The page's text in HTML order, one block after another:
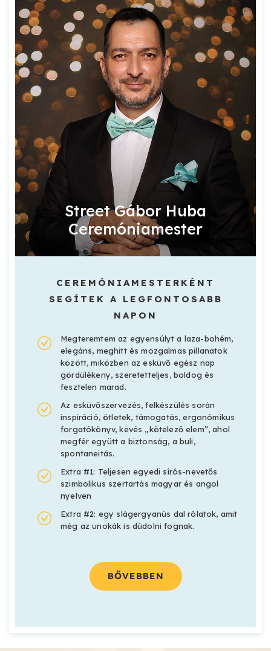
Street Gábor Huba
Ceremóniamester
CEREMÓNIAMESTERKÉNT
SEGÍTEK A LEGFONTOSABB
NAPON
Megteremtem az egyensúlyt a laza-bohém,
elegáns, meghitt és mozgalmas pillanatok
között, miközben az esküvő egész nap
gördülékeny, szeretetteljes, boldog és
fesztelen marad.
Az esküvőszervezés, felkészülés során
inspiráció, ötletek, támogatás, ergonómikus
forgatókönyv, kevés „kötelező elem”, ahol
megfér együtt a biztonság, a buli,
spontaneitás.
Extra #1: Teljesen egyedi sírós-nevetős
szimbolikus szertartás magyar és angol
nyelven
Extra #2: egy slágergyanús dal rólatok, amit
még az unokák is dúdolni fognak.
BŐVEBBEN